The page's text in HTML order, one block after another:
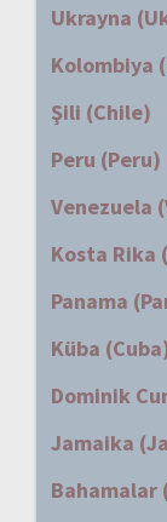
Ukrayna
Kolombiya
Şili (Chile)
Peru (Peru)
Venezuela
Kosta Rika
Panama
Küba
Dominik
Jamaika
Bahamalar